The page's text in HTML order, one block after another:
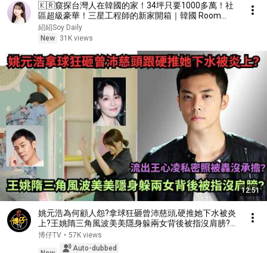
🇰🇷窺探台灣人在韓國的家！34坪只要1000多萬！社
區超級豪華！三星工程師的新家開箱｜韓國 Room
Tour｜紹紹 Soy Daily
紹紹Soy Daily
New
31K views
12:51
姚元浩為何顧人怨?拿球狂砸曾沛慈頭,硬推她下水被炎
上?王姚隋三角風波美美隱身躲兩女背後被指沒肩膀?流
出王心凌私密照被轟沒承擔?營業中跟鬼鬼吵架?
博仔TV • 57K views
Auto-dubbed